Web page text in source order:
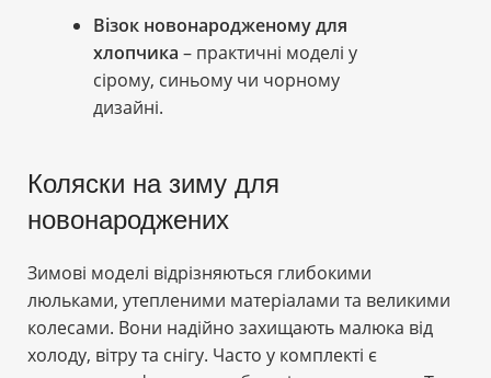
Візок новонародженому для
хлопчика – практичні моделі у
сірому, синьому чи чорному
дизайні.
Коляски на зиму для
новонароджених
Зимові моделі відрізняються глибокими
люльками, утепленими матеріалами та великими
колесами. Вони надійно захищають малюка від
холоду, вітру та снігу. Часто у комплекті є